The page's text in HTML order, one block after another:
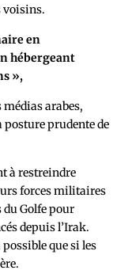
voisins.
en
hébergeant
»,
arabes,
prudente de
à restreindre
forces militaires
du Golfe pour
depuis l’Irak.
que si les